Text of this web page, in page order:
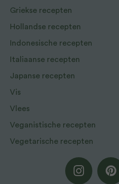
Griekse recepten
Hollandse recepten
Indonesische recepten
Italiaanse recepten
Japanse recepten
Vis
Vlees
Veganistische recepten
Vegetarische recepten